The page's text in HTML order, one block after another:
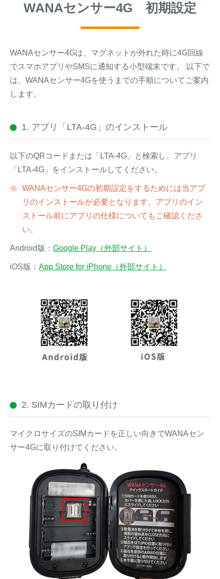
WANAセンサー4G 初期設定
WANAセンサー4Gは、マグネットが外れた時に4G回線
でスマホアプリやSMSに通知する小型端末です。 以下で
は、WANAセンサー4Gを使うまでの手順についてご案内
します。
1. アプリ「LTA-4G」のインストール
以下のQRコードまたは「LTA-4G」と検索し、アプリ
「LTA-4G」をインストールしてください。
WANAセンサー4Gの初期設定をするためには当アプ
リのインストールが必要となります。アプリのイン
ストール前にアプリの仕様についてもご確認くださ
い。
Android版： Google Play（外部サイト）
iOS版： App Store for iPhone（外部サイト）
2. SIMカードの取り付け
マイクロサイズのSIMカードを正しい向きでWANAセン
サー4Gに取り付けてください。